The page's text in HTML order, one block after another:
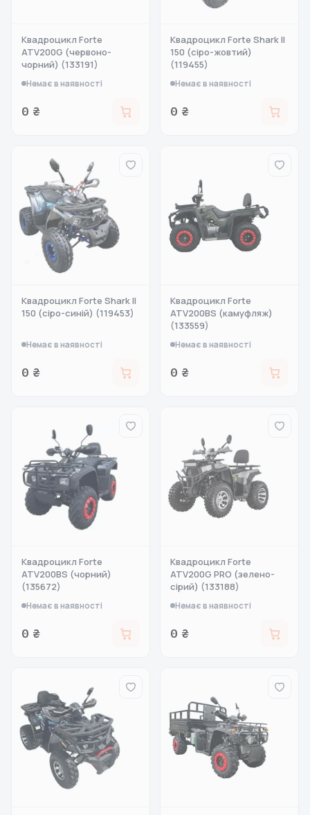
Квадроцикл Forte
ATV200G (червоно-
чорний) (133191)
Немає в наявності
0 ₴
Квадроцикл Forte Shark II
150 (сіро-жовтий)
(119455)
Немає в наявності
0 ₴
Квадроцикл Forte Shark II
150 (сіро-синій) (119453)
Немає в наявності
0 ₴
Квадроцикл Forte
ATV200BS (камуфляж)
(133559)
Немає в наявності
0 ₴
Квадроцикл Forte
ATV200BS (чорний)
(135672)
Немає в наявності
0 ₴
Квадроцикл Forte
ATV200G PRO (зелено-
сірий) (133188)
Немає в наявності
0 ₴